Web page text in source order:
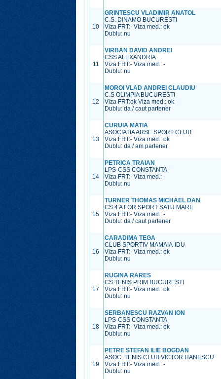
10
GRINTESCU VLADIMIR ANATOL
C.S. DINAMO BUCURESTI
Viza FRT:- Viza med.:ok
Dublu: nu
11
VIRBAN DAVID ANDREI
CSS ALEXANDRIA
Viza FRT:- Viza med.:-
Dublu: nu
12
MOROI VLAD ANDREI CLAUDIU
C.S OLIMPIA BUCURESTI
Viza FRT:ok Viza med.:ok
Dublu: da / caut partener
13
CURUIA MATIA
ASOCIATIA ARSE SPORT CLUB
Viza FRT:- Viza med.:ok
Dublu: da / am partener
14
PETRICA TRAIAN
LPS-CSS CONSTANTA
Viza FRT:- Viza med.:-
Dublu: nu
15
TURNER THOMAS MICHAEL DAN
CS 4 A FOR SPORT SATU MARE
Viza FRT:- Viza med.:-
Dublu: da / caut partener
16
CARADIMA TEGA
CLUB SPORTIV MAMAIA-IDU
Viza FRT:- Viza med.:ok
Dublu: nu
17
RUGINA RARES
CS TENIS PRIM BUCURESTI
Viza FRT:- Viza med.:ok
Dublu: nu
18
SERBANESCU RAZVAN ION
LPS-CSS CONSTANTA
Viza FRT:- Viza med.:ok
Dublu: nu
19
PETRE STEFAN ILIE BOGDAN
ASOC. TENIS CLUB VICTOR HANESCU
Viza FRT:- Viza med.:-
Dublu: nu